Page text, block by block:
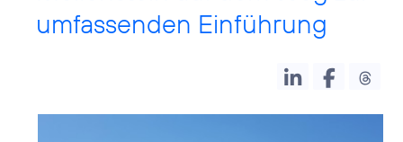
umfassenden Einführung